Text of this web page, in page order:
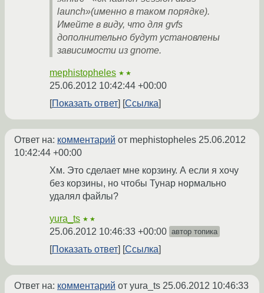
launch»(именно в таком порядке).
Имейте в виду, что для gvfs
дополнительно будут установлены
зависимости из gnome.
mephistopheles ★★
25.06.2012 10:42:44 +00:00
Показать ответ
Ссылка
Ответ на: комментарий от mephistopheles 25.06.2012
10:42:44 +00:00
Хм. Это сделает мне корзину. А если я хочу
без корзины, но чтобы Тунар нормально
удалял файлы?
yura_ts ★★
25.06.2012 10:46:33 +00:00 автор топика
Показать ответ Ссылка
Ответ на: комментарий от yura_ts 25.06.2012 10:46:33